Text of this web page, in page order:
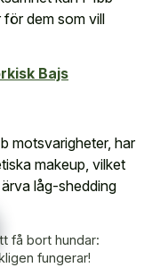
för dem som vill
Bajs
motsvarigheter, har
makeup , vilket
låg-shedding
få bort hundar:
fungerar!